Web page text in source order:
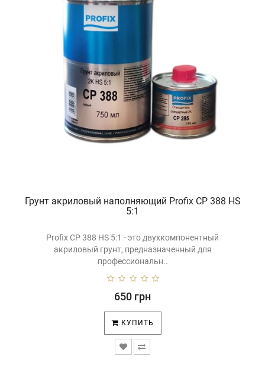
Грунт акриловый наполняющий Profix CP 388 HS
5:1
Profix CP 388 HS 5:1 - это двухкомпонентный
акриловый грунт, предназначенный для
профессиональн..
650 грн
КУПИТЬ